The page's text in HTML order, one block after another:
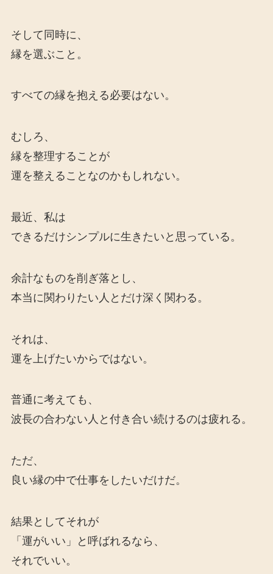
そして同時に、
縁を選ぶこと。
すべての縁を抱える必要はない。
むしろ、
縁を整理することが
運を整えることなのかもしれない。
最近、私は
できるだけシンプルに生きたいと思っている。
余計なものを削ぎ落とし、
本当に関わりたい人とだけ深く関わる。
それは、
運を上げたいからではない。
普通に考えても、
波長の合わない人と付き合い続けるのは疲れる。
ただ、
良い縁の中で仕事をしたいだけだ。
結果としてそれが
「運がいい」と呼ばれるなら、
それでいい。